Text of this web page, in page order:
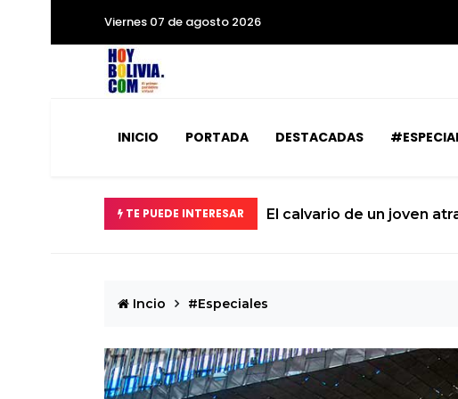
Viernes 07 de agosto 2026
INICIO PORTADA DESTACADAS
TE PUEDE INTERESAR El calvario de un joven
Incio #Especiales